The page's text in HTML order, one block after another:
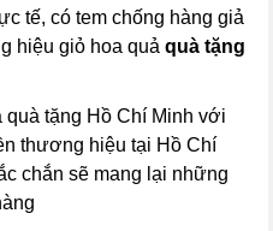
tế, có tem chống hàng giả
hiệu giỏ hoa quả quà tặng
quà tặng Hồ Chí Minh với
thương hiệu tại Hồ Chí
chắn sẽ mang lại những